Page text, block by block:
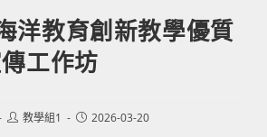
洋教育創新教學優質
工作坊
Post教學組1
Post2026-03-20